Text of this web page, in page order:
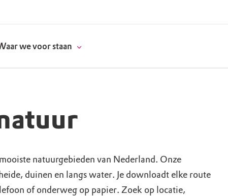
natuur
we voor staan
natuurgebieden van Nederland. Onze
duinen en langs water. Je downloadt elke route
of onderweg op papier. Zoek op locatie,